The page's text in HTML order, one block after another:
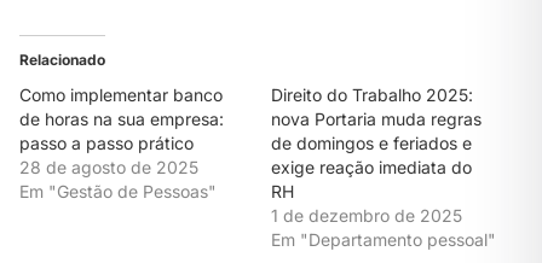
Relacionado
Como implementar banco
de horas na sua empresa:
passo a passo prático
28 de agosto de 2025
Em "Gestão de Pessoas"
Direito do Trabalho 2025:
nova Portaria muda regras
de domingos e feriados e
exige reação imediata do
RH
1 de dezembro de 2025
Em "Departamento pessoal"